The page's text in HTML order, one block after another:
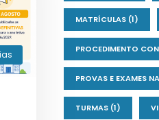
MATRÍCULAS(1)
PROCEDIMENTO
PROVAS E EXAMES
TURMAS(1)